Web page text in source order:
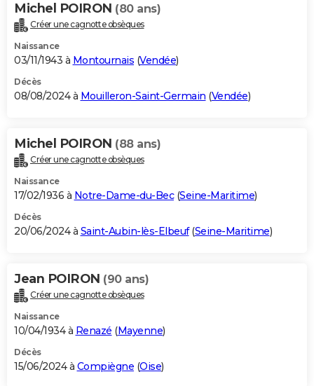
Michel POIRON (80 ans)
Créer une cagnotte obsèques
Naissance
03/11/1943 à Montournais (Vendée)
Décès
08/08/2024 à Mouilleron-Saint-Germain (Vendée)
Michel POIRON (88 ans)
Créer une cagnotte obsèques
Naissance
17/02/1936 à Notre-Dame-du-Bec(Seine-Maritime)
Décès
20/06/2024 à Saint-Aubin-lès-Elbeuf(Seine-Maritime)
Jean POIRON (90 ans)
Créer une cagnotte obsèques
Naissance
10/04/1934 à Renazé (Mayenne)
Décès
15/06/2024 à Compiègne (Oise)